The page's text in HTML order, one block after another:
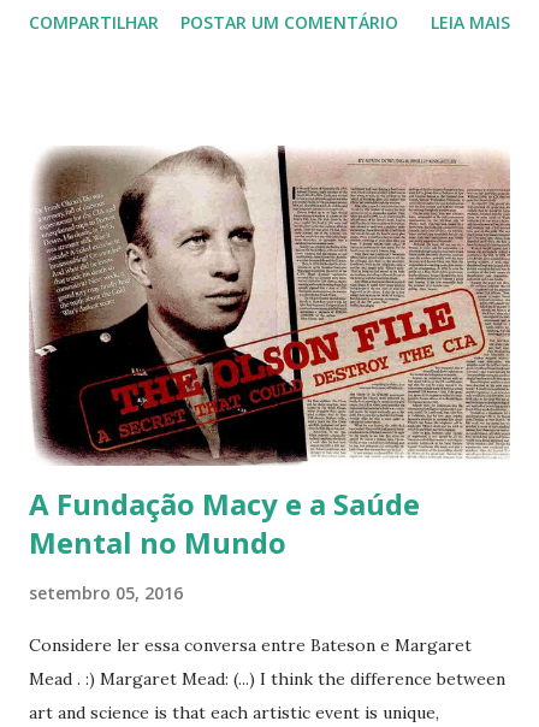
professor Henrique Cukierman, na disciplina de "Tópicos
de vídeos, por isso peço que relevem a qualidade dos
cortes e das gravações desfocadas. As músicas foram
baixadas pela internet e estão disponíveis pelos próprios
criadores das mesmas: FAQ (hip hop instrumental mix) -
SoUnDWaVeS Salva a humanidade - Tom Zé Entrevistas:
Davi Rodrigues Maurilio Rodrigues Beatrice Catarine
Observação: a propaganda que aparece no vídeo é enviada
pela gravadora do Tom Zé, porque utilizo um trecho de
uma de suas músicas. Não mon...
COMPARTILHAR POSTAR UM COMENTÁRIO LEIA MAIS
A Fundação Macy e a Saúde
Mental no Mundo
setembro 05, 2016
Considere ler essa conversa entre Bateson e Margaret
Mead . :) Margaret Mead: (...) I think the difference between
art and science is that each artistic event is unique,